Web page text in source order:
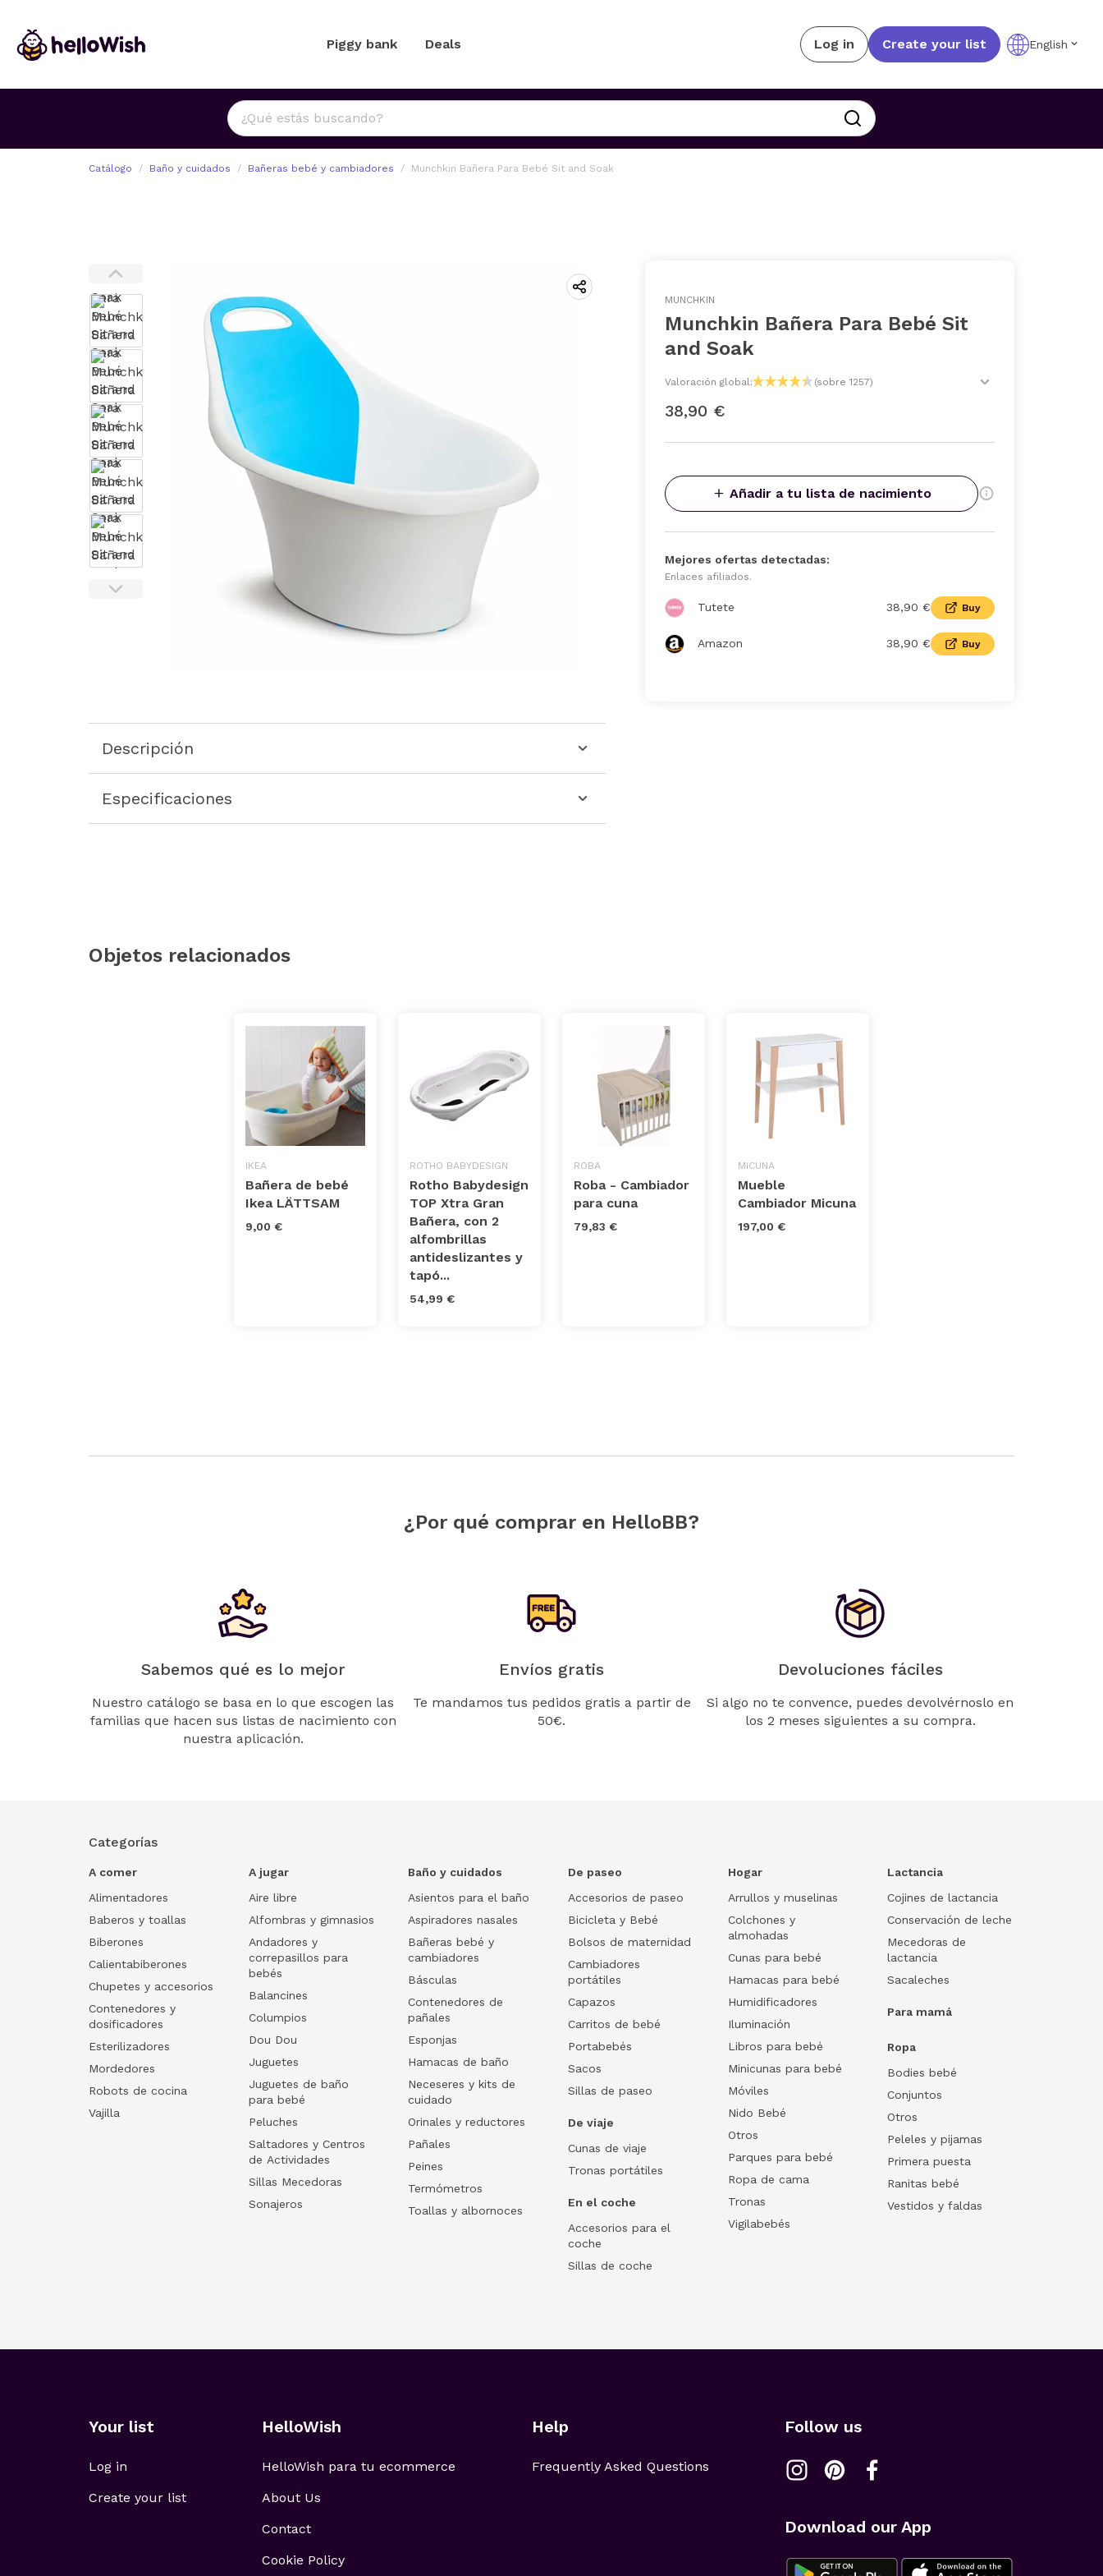
Piggy bank Deals Log in Create your list English
Catálogo Baño y cuidados Bañeras bebé y cambiadores Munchkin Bañera Para Bebé Sit and Soak
Descripción
Especificaciones
MUNCHKIN
Munchkin Bañera Para Bebé Sit
and Soak
Valoración global: (sobre 1257)
38,90 €
Añadir a tu lista de nacimiento
Mejores ofertas detectadas:
Enlaces afiliados.
Tutete 38,90 € Buy
Amazon 38,90 € Buy
Objetos relacionados
IKEA
Bañera de bebé
Ikea LÄTTSAM
9,00 €
ROTHO BABYDESIGN
Rotho Babydesign
TOP Xtra Gran
Bañera, con 2
alfombrillas
antideslizantes y
tapó...
54,99 €
ROBA
Roba - Cambiador
para cuna
79,83 €
MICUNA
Mueble
Cambiador Micuna
197,00 €
¿Por qué comprar en HelloBB?
Sabemos qué es lo mejor
Nuestro catálogo se basa en lo que escogen las
familias que hacen sus listas de nacimiento con
nuestra aplicación.
Envíos gratis
Te mandamos tus pedidos gratis a partir de
50€.
Devoluciones fáciles
Si algo no te convence, puedes devolvérnoslo en
los 2 meses siguientes a su compra.
Categorías
A comer
Alimentadores
Baberos y toallas
Biberones
Calientabiberones
Chupetes y accesorios
Contenedores y
dosificadores
Esterilizadores
Mordedores
Robots de cocina
Vajilla
A jugar
Aire libre
Alfombras y gimnasios
Andadores y
correpasillos para
bebés
Balancines
Columpios
Dou Dou
Juguetes
Juguetes de baño
para bebé
Peluches
Saltadores y Centros
de Actividades
Sillas Mecedoras
Sonajeros
Baño y cuidados
Asientos para el baño
Aspiradores nasales
Bañeras bebé y
cambiadores
Básculas
Contenedores de
pañales
Esponjas
Hamacas de baño
Neceseres y kits de
cuidado
Orinales y reductores
Pañales
Peines
Termómetros
Toallas y albornoces
De paseo
Accesorios de paseo
Bicicleta y Bebé
Bolsos de maternidad
Cambiadores
portátiles
Capazos
Carritos de bebé
Portabebés
Sacos
Sillas de paseo
De viaje
Cunas de viaje
Tronas portátiles
En el coche
Accesorios para el
coche
Sillas de coche
Hogar
Arrullos y muselinas
Colchones y
almohadas
Cunas para bebé
Hamacas para bebé
Humidificadores
Iluminación
Libros para bebé
Minicunas para bebé
Móviles
Nido Bebé
Otros
Parques para bebé
Ropa de cama
Tronas
Vigilabebés
Lactancia
Cojines de lactancia
Conservación de leche
Mecedoras de
lactancia
Sacaleches
Para mamá
Ropa
Bodies bebé
Conjuntos
Otros
Peleles y pijamas
Primera puesta
Ranitas bebé
Vestidos y faldas
Your list
Log in
Create your list
HelloWish
HelloWish para tu ecommerce
About Us
Contact
Cookie Policy
Help
Frequently Asked Questions
Follow us
Download our App